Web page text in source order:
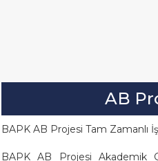
AB
BAPK AB Projesi Tam Zamanlı
BAPK AB Projesi Akademik